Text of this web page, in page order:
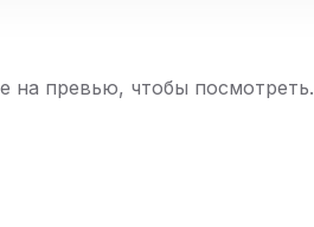
превью, чтобы посмотреть.